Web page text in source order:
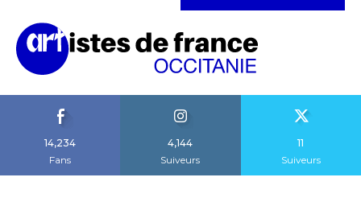
14,234
Fans
4,144
Suiveurs
11
Suiveurs